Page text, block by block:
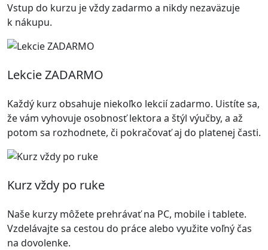
Vstup do kurzu je vždy zadarmo a nikdy nezaväzuje
k nákupu.
Lekcie ZADARMO
Každý kurz obsahuje niekoľko lekcií zadarmo. Uistíte sa,
že vám vyhovuje osobnosť lektora a štýl výučby, a až
potom sa rozhodnete, či pokračovať aj do platenej časti.
Kurz vždy po ruke
Naše kurzy môžete prehrávať na PC, mobile i tablete.
Vzdelávajte sa cestou do práce alebo využite voľný čas
na dovolenke.